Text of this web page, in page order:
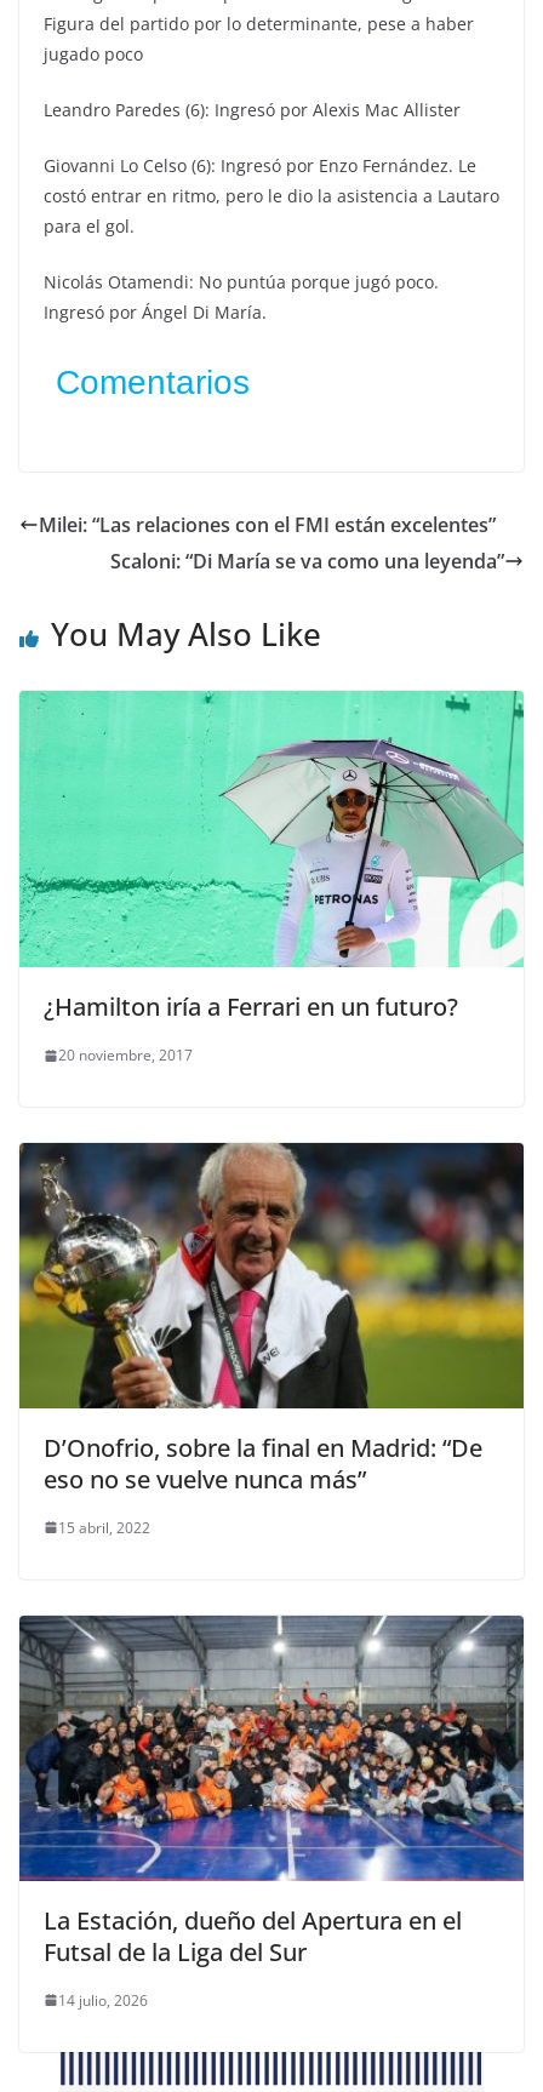
Figura del partido por lo determinante, pese a haber
jugado poco
Leandro Paredes (6): Ingresó por Alexis Mac Allister
Giovanni Lo Celso (6): Ingresó por Enzo Fernández. Le
costó entrar en ritmo, pero le dio la asistencia a Lautaro
para el gol.
Nicolás Otamendi: No puntúa porque jugó poco.
Ingresó por Ángel Di María.
Comentarios
Milei: “Las relaciones con el FMI están excelentes”
Scaloni: “Di María se va como una leyenda”
You May Also Like
¿Hamilton iría a Ferrari en un futuro?
20 noviembre, 2017
D’Onofrio, sobre la final en Madrid: “De
eso no se vuelve nunca más”
15 abril, 2022
La Estación, dueño del Apertura en el
Futsal de la Liga del Sur
14 julio, 2026